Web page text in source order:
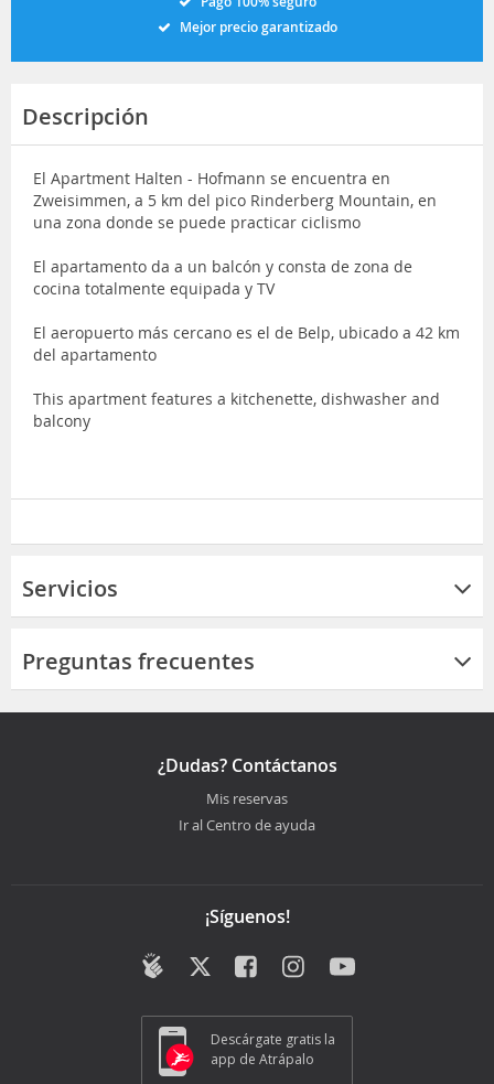
Mejor precio garantizado
Descripción
El Apartment Halten - Hofmann se encuentra en
Zweisimmen, a 5 km del pico Rinderberg Mountain, en
una zona donde se puede practicar ciclismo
El apartamento da a un balcón y consta de zona de
cocina totalmente equipada y TV
El aeropuerto más cercano es el de Belp, ubicado a 42 km
del apartamento
This apartment features a kitchenette, dishwasher and
balcony
Servicios
Preguntas frecuentes
¿Dudas? Contáctanos
Mis reservas
Ir al Centro de ayuda
¡Síguenos!
Descárgate gratis la
app de Atrápalo